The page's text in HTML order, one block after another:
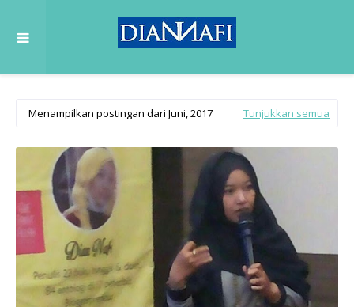
Menampilkan postingan dari Juni, 2017 Tunjukkan semua